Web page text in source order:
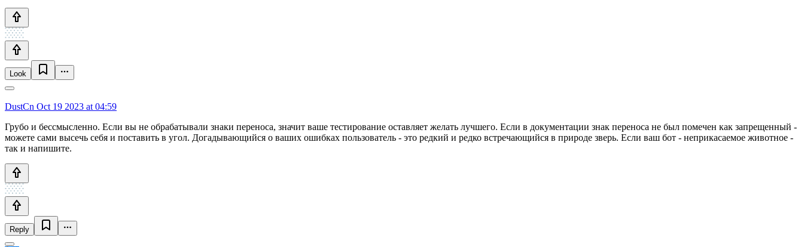
Look
DustCn Oct 19 2023 at 04:59
Грубо и бессмысленно. Если вы не обрабатывали знаки переноса, значит ваше тестирование оставляет желать лучшего. Если в документации знак переноса не был помечен как запрещенный -
можете сами высечь себя и поставить в угол. Догадывающийся о ваших ошибках пользователь - это редкий и редко встречающийся в природе зверь. Если ваш бот - неприкасаемое животное -
так и напишите.
Reply